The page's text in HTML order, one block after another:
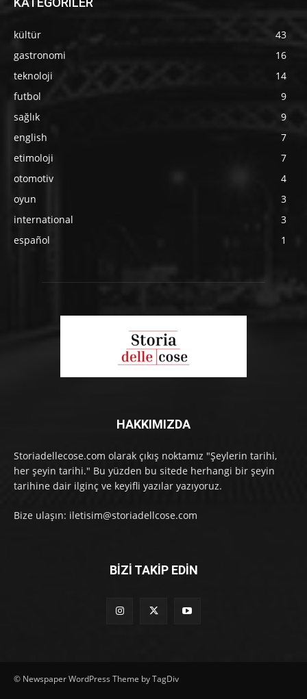
kültür
43
gastronomi
16
teknoloji
14
futbol
9
sağlık
9
english
7
etimoloji
7
otomotiv
4
oyun
3
international
3
español
1
HAKKIMIZDA
Storiadellecose.com olarak çıkış noktamız "Şeylerin tarihi,
her şeyin tarihi." Bu yüzden bu sitede herhangi bir şeyin
tarihine dair ilginç ve keyifli yazılar yazıyoruz.
Bize ulaşın: iletisim@storiadellcose.com
BİZİ TAKİP EDİN
© Newspaper WordPress Theme by TagDiv